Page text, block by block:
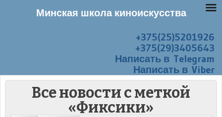
+375(25)5201926
+375(29)3405643
Написать в Telegram
Написать в Viber
Все новости с меткой
«Фиксики»
Минская школа киноискусства